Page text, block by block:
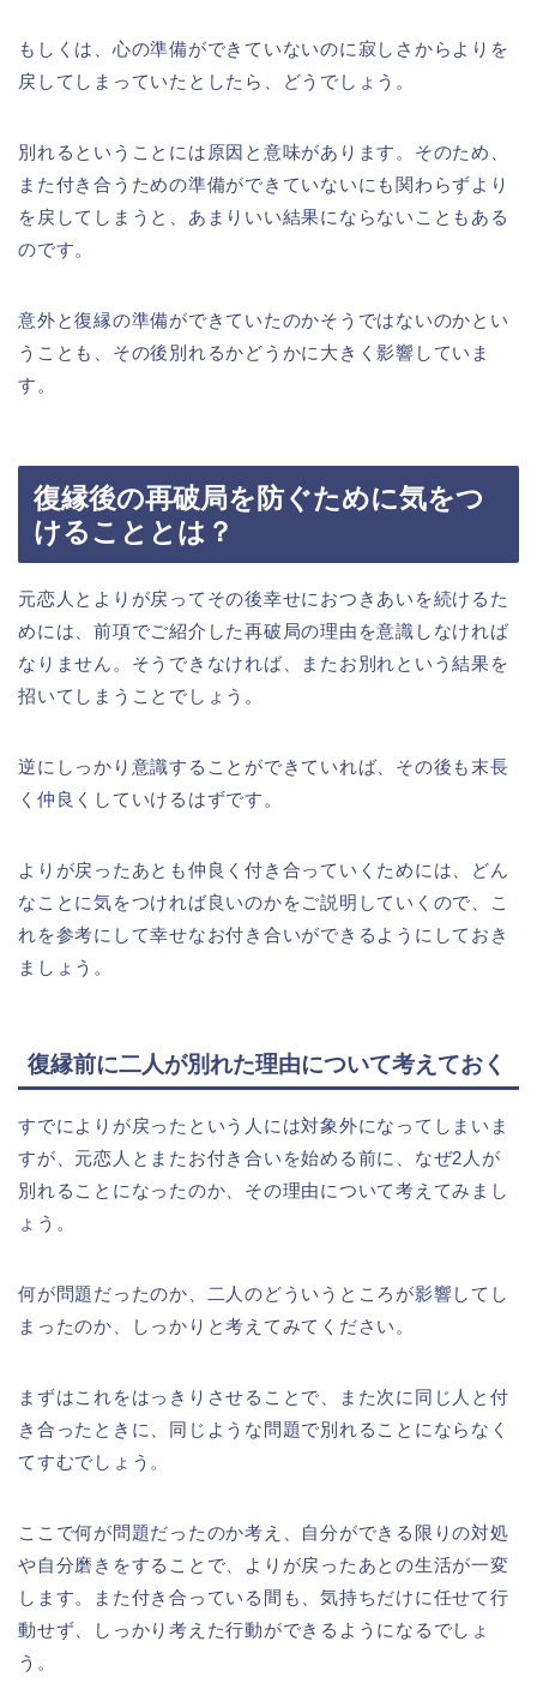
もしくは、心の準備ができていないのに寂しさからよりを
戻してしまっていたとしたら、どうでしょう。
別れるということには原因と意味があります。そのため、
また付き合うための準備ができていないにも関わらずより
を戻してしまうと、あまりいい結果にならないこともある
のです。
意外と復縁の準備ができていたのかそうではないのかとい
うことも、その後別れるかどうかに大きく影響していま
す。
復縁後の再破局を防ぐために気をつ
けることとは？
元恋人とよりが戻ってその後幸せにおつきあいを続けるた
めには、前項でご紹介した再破局の理由を意識しなければ
なりません。そうできなければ、またお別れという結果を
招いてしまうことでしょう。
逆にしっかり意識することができていれば、その後も末長
く仲良くしていけるはずです。
よりが戻ったあとも仲良く付き合っていくためには、どん
なことに気をつければ良いのかをご説明していくので、こ
れを参考にして幸せなお付き合いができるようにしておき
ましょう。
復縁前に二人が別れた理由について考えておく
すでによりが戻ったという人には対象外になってしまいま
すが、元恋人とまたお付き合いを始める前に、なぜ2人が
別れることになったのか、その理由について考えてみまし
ょう。
何が問題だったのか、二人のどういうところが影響してし
まったのか、しっかりと考えてみてください。
まずはこれをはっきりさせることで、また次に同じ人と付
き合ったときに、同じような問題で別れることにならなく
てすむでしょう。
ここで何が問題だったのか考え、自分ができる限りの対処
や自分磨きをすることで、よりが戻ったあとの生活が一変
します。また付き合っている間も、気持ちだけに任せて行
動せず、しっかり考えた行動ができるようになるでしょ
う。